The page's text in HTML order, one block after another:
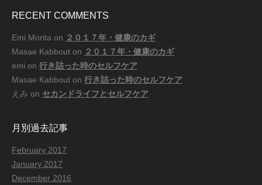
RECENT COMMENTS
Emi Morita on ２０１７年・健康のカギ
Masae Kabbout on ２０１７年・健康のカギ
emi on 行き詰った時のセルフケア
Masae Kabbout on 行き詰った時のセルフケア
えみ on セカンドライフとセルフケア
月別過去記事
February 2017
January 2017
December 2016